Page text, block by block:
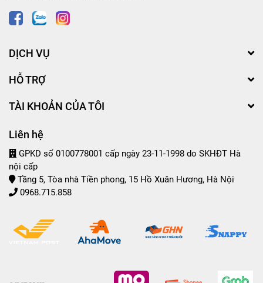
DỊCH VỤ
HỖ TRỢ
TÀI KHOẢN CỦA TÔI
Liên hệ
GPKD số 0100778001 cấp ngày 23-11-1998 do SKHĐT Hà
nội cấp
Tầng 5, Tòa nhà Tiền phong, 15 Hồ Xuân Hương, Hà Nội
0968.715.858